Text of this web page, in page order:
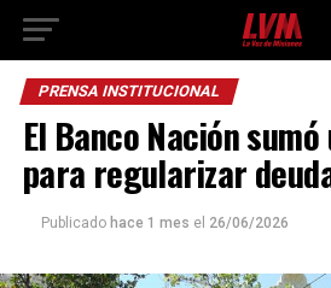
PRENSA INSTITUCIONAL
El Banco Nación
para regularizar
Publicado hace 1 mes el 26/06/2026